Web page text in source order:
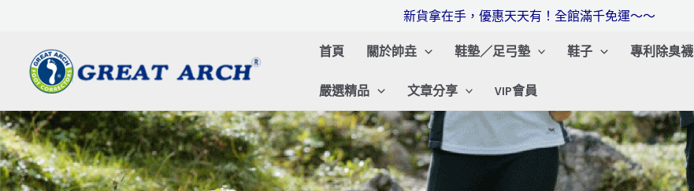
容
新貨拿在手，優惠天天有！全館滿千免運～～
首頁 關於帥垚 鞋墊／足弓墊 鞋子 專利除臭襪
嚴選精品 文章分享 VIP會員